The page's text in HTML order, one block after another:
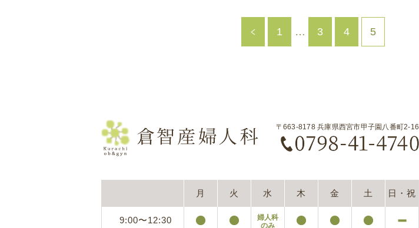
1 … 3 4 5
〒663-8178 兵庫県西宮市甲子園八番町2-16
月 火 水 木 金 土 日・祝
9:00〜12:30
婦人科
のみ